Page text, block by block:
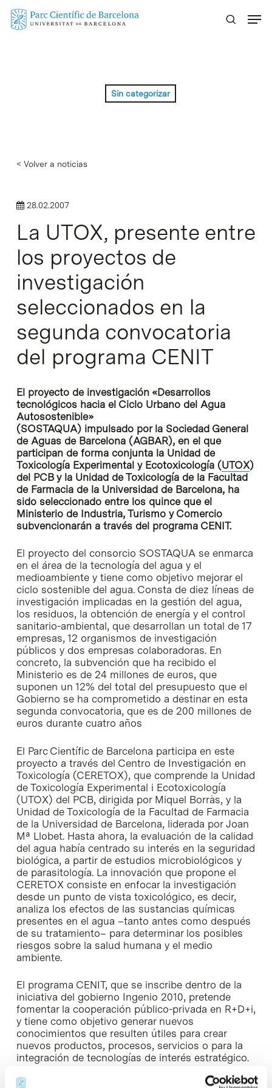
Skip
Sin categorizar
< Volver a noticias
28.02.2007
La UTOX, presente entre
los proyectos de
investigación
seleccionados en la
segunda convocatoria
del programa CENIT
El proyecto de investigación «Desarrollos
tecnológicos hacia el Ciclo Urbano del Agua
Autosostenible»
(SOSTAQUA) impulsado por la Sociedad General
de Aguas de Barcelona (AGBAR), en el que
participan de forma conjunta la Unidad de
Toxicología Experimental y Ecotoxicología (UTOX)
del PCB y la Unidad de Toxicología de la Facultad
de Farmacia de la Universidad de Barcelona, ha
sido seleccionado entre los quince que el
Ministerio de Industria, Turismo y Comercio
subvencionarán a través del programa CENIT.
El proyecto del consorcio SOSTAQUA se enmarca
en el área de la tecnología del agua y el
medioambiente y tiene como objetivo mejorar el
ciclo sostenible del agua. Consta de diez líneas de
investigación implicadas en la gestión del agua,
los residuos, la obtención de energía y el control
sanitario-ambiental, que desarrollan un total de 17
empresas, 12 organismos de investigación
públicos y dos empresas colaboradoras. En
concreto, la subvención que ha recibido el
Ministerio es de 24 millones de euros, que
suponen un 12% del total del presupuesto que el
Gobierno se ha comprometido a destinar en esta
segunda convocatoria, que es de 200 millones de
euros durante cuatro años
El Parc Científic de Barcelona participa en este
proyecto a través del Centro de Investigación en
Toxicología (CERETOX), que comprende la Unidad
de Toxicología Experimental i Ecotoxicología
(UTOX) del PCB, dirigida por Miquel Borràs, y la
Unidad de Toxicología de la Facultad de Farmacia
de la Universidad de Barcelona, liderada por Joan
Mª Llobet. Hasta ahora, la evaluación de la calidad
del agua había centrado su interés en la seguridad
biológica, a partir de estudios microbiológicos y
de parasitología. La innovación que propone el
CERETOX consiste en enfocar la investigación
desde un punto de vista toxicológico, es decir,
analiza los efectos de las sustancias químicas
presentes en el agua –tanto antes como después
de su tratamiento– para determinar los posibles
riesgos sobre la salud humana y el medio
ambiente.
El programa CENIT, que se inscribe dentro de la
iniciativa del gobierno Ingenio 2010, pretende
fomentar la cooperación público-privada en R+D+i,
y tiene como objetivo generar nuevos
conocimientos que resulten útiles para crear
nuevos productos, procesos, servicios o para la
integración de tecnologías de interés estratégico.
el CENIT pretenden fomentar una investigación